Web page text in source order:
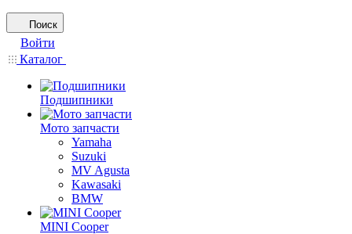
Поиск
Войти
Каталог
Подшипники
Мото запчасти
Yamaha
Suzuki
MV Agusta
Kawasaki
BMW
MINI Cooper